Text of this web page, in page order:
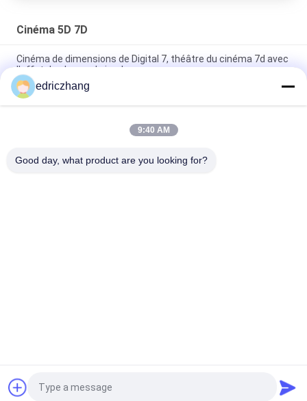
Cinéma 5D 7D
Cinéma de dimensions de Digital 7, théâtre du cinéma 7d avec
l'effet de champ de jambe
6 salle de cinéma du divertissement 7D de parc à thème de
DOF avec le système d'affichage d'écran
Salle de cinéma étonnante 6/8 sièges du jeu 7D de tir avec
Demandez un devis
edriczhang
9:40 AM
Good day, what product are you looking for?